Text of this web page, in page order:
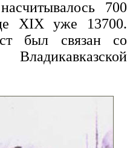
700
XIX уже 13700.
был связан со